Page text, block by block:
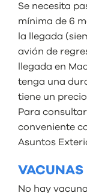
Se necesita
mínima de 6
la llegada
avión de
llegada en
tenga una
tiene un precio
Para
conveniente
Asuntos
VACUNAS
No hay